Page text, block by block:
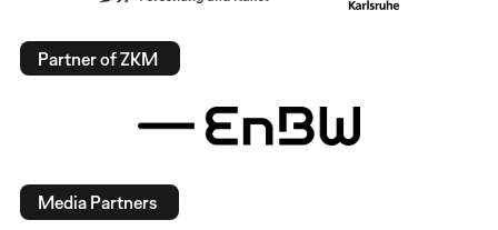
Partner of ZKM
Media Partners